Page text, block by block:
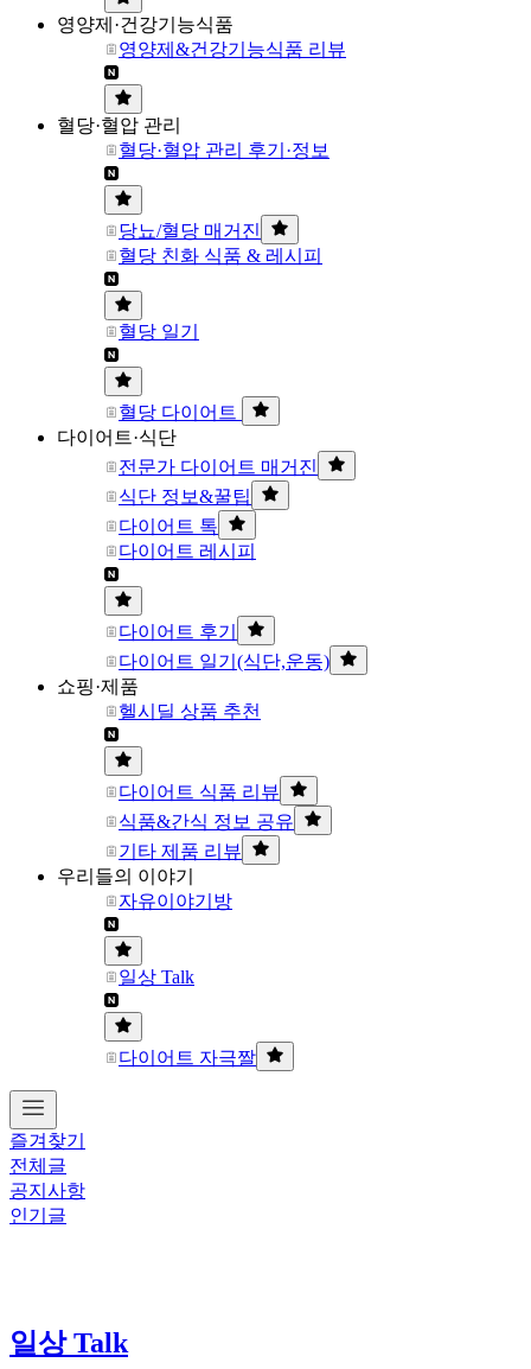
영양제·건강기능식품
영양제&건강기능식품 리뷰
혈당·혈압 관리
혈당·혈압 관리 후기·정보
당뇨/혈당 매거진
혈당 친화 식품 & 레시피
혈당 일기
혈당 다이어트
다이어트·식단
전문가 다이어트 매거진
식단 정보&꿀팁
다이어트 톡
다이어트 레시피
다이어트 후기
다이어트 일기(식단,운동)
쇼핑·제품
헬시딜 상품 추천
다이어트 식품 리뷰
식품&간식 정보 공유
기타 제품 리뷰
우리들의 이야기
자유이야기방
일상 Talk
다이어트 자극짤
즐겨찾기
전체글
공지사항
인기글
일상 Talk